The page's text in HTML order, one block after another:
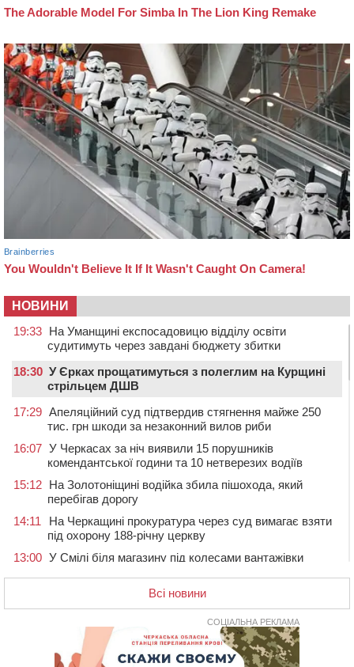
НОВИНИ
19:33 На Уманщині експосадовицю відділу освіти
судитимуть через завдані бюджету збитки
18:30 У Єрках прощатимуться з полеглим на Курщині
стрільцем ДШВ
17:29 Апеляційний суд підтвердив стягнення майже 250
тис. грн шкоди за незаконний вилов риби
16:07 У Черкасах за ніч виявили 15 порушників
комендантської години та 10 нетверезих водіїв
15:12 На Золотоніщині водійка збила пішохода, який
перебігав дорогу
14:11
На Черкащині прокуратура через суд вимагає взяти
під охорону 188-річну церкву
13:00 У Смілі біля магазину під колесами вантажівки
У Черкасах пропонують для приватизації
п’ятиповерховий об’єкт у центрі міста
Не вистачає стажу для пенсії: як його докупити та що
потрібно знати
Всі новини
СОЦІАЛЬНА РЕКЛАМА